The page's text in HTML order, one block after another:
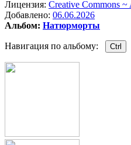
Лицензия: Creative Commons
Добавлено: 06.06.2026
Альбом: Натюрморты
Навигация по альбому: Ctrl